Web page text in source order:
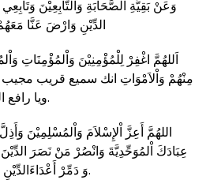
وَعَنْ بَقِيَّةِ الصَّحَابَةِ وَالتَّابِعِيْنَ
الدِّيْنِ وَارْضَ عَنَّا
اَللهُمَّ اغْفِرْ لِلْمُؤْمِنِيْنَ وَاْلمُؤْمِنَاتِ
مِنْهُمْ وَاْلاَمْوَاتِ انك سميع قريب
ويا رافع الدرجات ويا شافي الأمراض.
اللهُمَّ أَعِزَّ اْلإِسْلاَمَ وَاْلمُسْلِمِيْنَ
عِبَادَكَ اْلمُوَحِّدِيَّةَ وَانْصُرْ مَنْ نَصَرَ
وَ دَمِّرْ أَعْدَاءَالدِّيْنِ وَاعْلِ كَلِمَاتِكَ إِلَى يَوْمَ الدِّيْنِ.